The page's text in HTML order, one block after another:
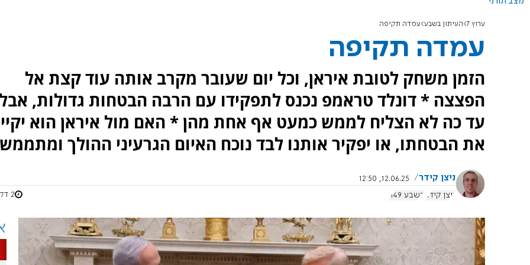
ערוץ 7 העיתון בשבע עמדה תקיפה
עמדה תקיפה
הזמן משחק לטובת איראן, וכל יום שעובר מקרב אותה עוד קצת אל
הפצצה * דונלד טראמפ נכנס לתפקידו עם הרבה הבטחות גדולות, אבל
עד כה לא הצליח לממש כמעט אף אחת מהן * האם מול איראן הוא
את הבטחתו, או יפקיר אותנו לבד נוכח האיום הגרעיני ההולך
ניצן קידר
12.06.25, 12:50
ניצן קידר בשבע 1149 2 דקות